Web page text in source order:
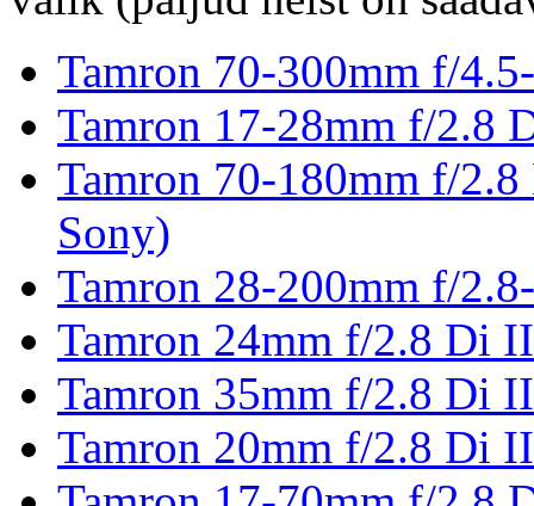
Tamron 70-300mm f/
Tamron 17-28mm f/2.8
Tamron 70-180mm f/
Sony)
Tamron 28-200mm f/
Tamron 24mm f/2.8 Di
Tamron 35mm f/2.8 Di
Tamron 20mm f/2.8 Di